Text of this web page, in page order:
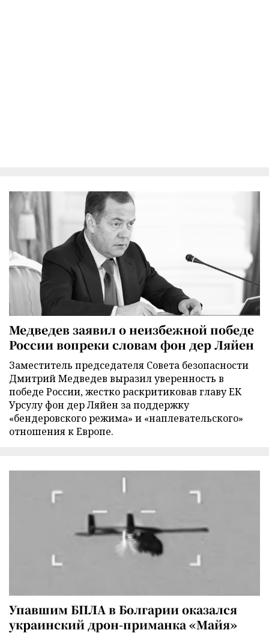
Медведев заявил о неизбежной победе
России вопреки словам фон дер Ляйен
Заместитель председателя Совета безопасности
Дмитрий Медведев выразил уверенность в
победе России, жестко раскритиковав главу ЕК
Урсулу фон дер Ляйен за поддержку
«бендеровского режима» и «наплевательского»
отношения к Европе.
Упавшим БПЛА в Болгарии оказался
украинский дрон-приманка «Майя»